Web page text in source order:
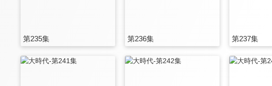
第235集 第236集 第237集